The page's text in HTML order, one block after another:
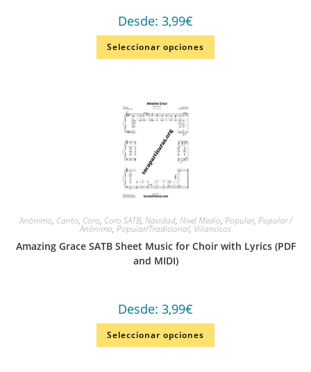
Desde: 3,99€
Seleccionar opciones
Anónimo, Canto, Coro, Coro SATB, Navidad, Nivel Medio, Popular, Popular /
Anónimo, Popular/Tradicional, Villancicos
Amazing Grace SATB Sheet Music for Choir with Lyrics (PDF
and MIDI)
Desde: 3,99€
Seleccionar opciones